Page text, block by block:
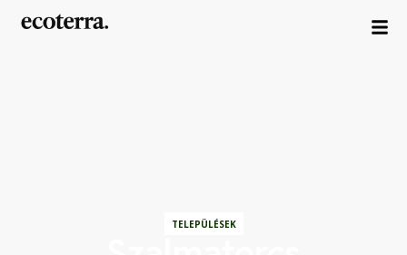
TELEPÜLÉSEK